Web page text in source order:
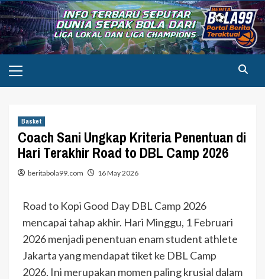
Skip
to
content
Menu
Basket
Coach Sani Ungkap Kriteria Penentuan di
Hari Terakhir Road to DBL Camp 2026
beritabola99.com 16 May 2026
Road to Kopi Good Day DBL Camp 2026
mencapai tahap akhir. Hari Minggu, 1 Februari
2026 menjadi penentuan enam student athlete
Jakarta yang mendapat tiket ke DBL Camp
2026. Ini merupakan momen paling krusial dalam